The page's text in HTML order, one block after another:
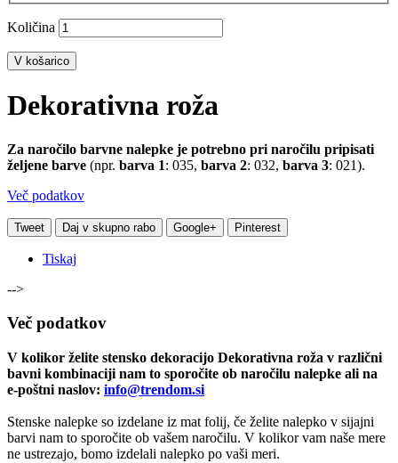
Količina
V košarico
Dekorativna roža
Za naročilo barvne nalepke je potrebno pri naročilu pripisati
željene barve (npr. barva 1: 035, barva 2: 032, barva 3: 021).
Več podatkov
Tweet Daj v skupno rabo Google+ Pinterest
Tiskaj
-->
Več podatkov
V kolikor želite stensko dekoracijo Dekorativna roža v različni
bavni kombinaciji nam to sporočite ob naročilu nalepke ali na
e-poštni naslov: info@trendom.si
Stenske nalepke so izdelane iz mat folij, če želite nalepko v sijajni
barvi nam to sporočite ob vašem naročilu. V kolikor vam naše mere
ne ustrezajo, bomo izdelali nalepko po vaši meri.